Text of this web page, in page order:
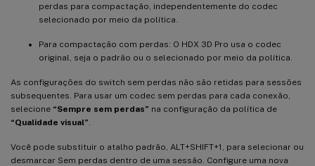
perdas para compactação, independentemente do codec
selecionado por meio da política.
Para compactação com perdas: O HDX 3D Pro usa o codec
original, seja o padrão ou o selecionado por meio da política.
As configurações do switch sem perdas não são retidas para sessões
subsequentes. Para usar um codec sem perdas para cada conexão,
selecione “Sempre sem perdas” na configuração da política de
“Qualidade visual”.
Você pode substituir o atalho padrão, ALT+SHIFT+1, para selecionar ou
desmarcar Sem perdas dentro de uma sessão. Configure uma nova